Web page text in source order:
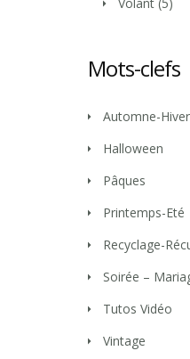
Mots-clefs
Automne-Hiver
Halloween
Pâques
Printemps-Eté
Recyclage-
Soirée –
Tutos Vidéo
Vintage